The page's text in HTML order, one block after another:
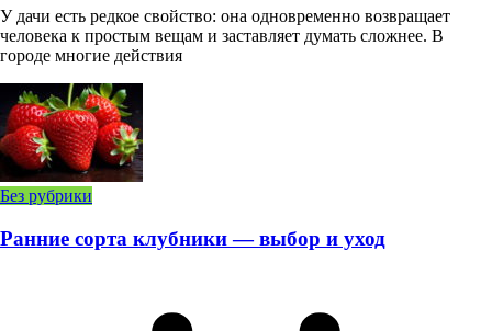
У дачи есть редкое свойство: она одновременно возвращает
человека к простым вещам и заставляет думать сложнее. В
городе многие действия
Без рубрики
Ранние сорта клубники — выбор и уход